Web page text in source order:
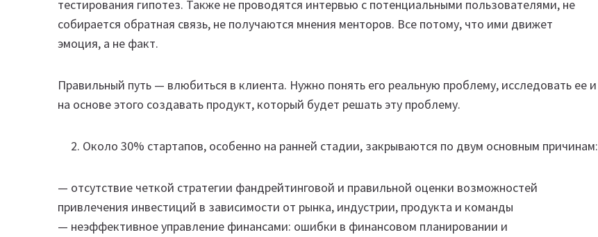
тестирования гипотез. Также не проводятся интервью с потенциальными пользователями, не
собирается обратная связь, не получаются мнения менторов. Все потому, что ими движет
эмоция, а не факт.
Правильный путь — влюбиться в клиента. Нужно понять его реальную проблему, исследовать ее и
на основе этого создавать продукт, который будет решать эту проблему.
Около 30% стартапов, особенно на ранней стадии, закрываются по двум основным причинам:
— отсутствие четкой стратегии фандрейтинговой и правильной оценки возможностей
привлечения инвестиций в зависимости от рынка, индустрии, продукта и команды
— неэффективное управление финансами: ошибки в финансовом планировании и